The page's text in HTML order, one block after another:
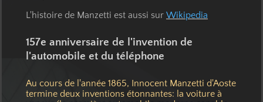
L'histoire de Manzetti est aussi sur Wikipedia
157e anniversaire de l'invention de
l'automobile et du téléphone
Au cours de l'année 1865, Innocent Manzetti d'Aoste
termine deux inventions étonnantes: la voiture à